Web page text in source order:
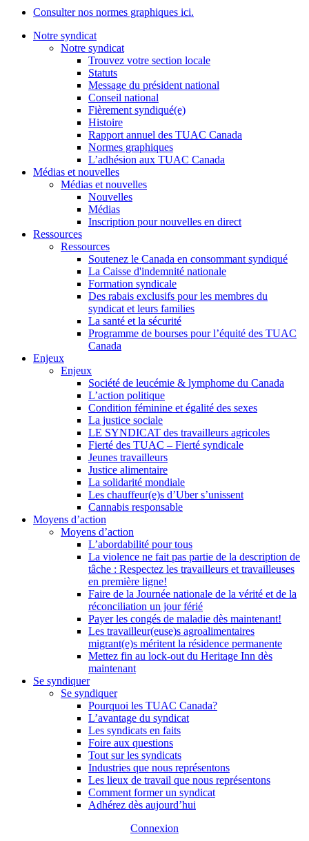
Consulter nos normes graphiques ici.
Notre syndicat
Notre syndicat
Trouvez votre section locale
Statuts
Message du président national
Conseil national
Fièrement syndiqué(e)
Histoire
Rapport annuel des TUAC Canada
Normes graphiques
L’adhésion aux TUAC Canada
Médias et nouvelles
Médias et nouvelles
Nouvelles
Médias
Inscription pour nouvelles en direct
Ressources
Ressources
Soutenez le Canada en consommant syndiqué
La Caisse d'indemnité nationale
Formation syndicale
Des rabais exclusifs pour les membres du
syndicat et leurs families
La santé et la sécurité
Programme de bourses pour l’équité des TUAC
Canada
Enjeux
Enjeux
Société de leucémie & lymphome du Canada
L’action politique
Condition féminine et égalité des sexes
La justice sociale
LE SYNDICAT des travailleurs agricoles
Fierté des TUAC – Fierté syndicale
Jeunes travailleurs
Justice alimentaire
La solidarité mondiale
Les chauffeur(e)s d’Uber s’unissent
Cannabis responsable
Moyens d’action
Moyens d’action
L’abordabilité pour tous
La violence ne fait pas partie de la description de
tâche : Respectez les travailleurs et travailleuses
en première ligne!
Faire de la Journée nationale de la vérité et de la
réconciliation un jour férié
Payer les congés de maladie dès maintenant!
Les travailleur(euse)s agroalimentaires
migrant(e)s méritent la résidence permanente
Mettez fin au lock-out du Heritage Inn dès
maintenant
Se syndiquer
Se syndiquer
Pourquoi les TUAC Canada?
L’avantage du syndicat
Les syndicats en faits
Foire aux questions
Tout sur les syndicats
Industries que nous représentons
Les lieux de travail que nous représentons
Comment former un syndicat
Adhérez dès aujourd’hui
Connexion